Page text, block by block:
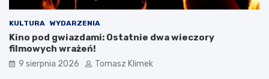
KULTURA WYDARZENIA
Kino pod gwiazdami: Ostatnie dwa wieczory
filmowych wrażeń!
9 sierpnia 2026 Tomasz Klimek